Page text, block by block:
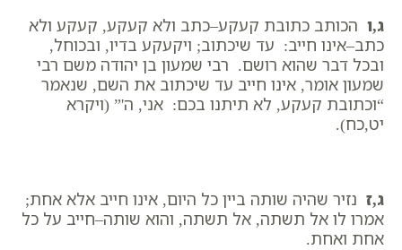
ג,ו הכותב כתובת קעקע–כתב ולא קעקע, קעקע ולא
כתב–אינו חייב: עד שיכתוב; ויקעקע בדיו, ובכוחל,
ובכל דבר שהוא רושם. רבי שמעון בן יהודה משם רבי
שמעון אומר, אינו חייב עד שיכתוב את השם, שנאמר
“וכתובת קעקע, לא תיתנו בכם: אני, ה'” (ויקרא
יט,כח).
ג,ז נזיר שהיה שותה ביין כל היום, אינו חייב אלא אחת;
אמרו לו אל תשתה, אל תשתה, והוא שותה–חייב על כל
אחת ואחת.